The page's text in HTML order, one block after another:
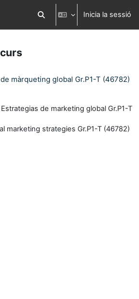
Commuta l'entrada de la cerca
Inicia la sessió
màrqueting global Gr.P1-T (46782)
de marketing global Gr.P1-T
marketing strategies Gr.P1-T (46782)